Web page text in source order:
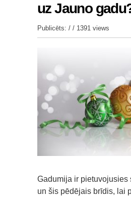
uz Jauno
Publicēts: / / 1391 views
Gadumija ir pietuvojusies
un šis pēdējais brīdis, lai